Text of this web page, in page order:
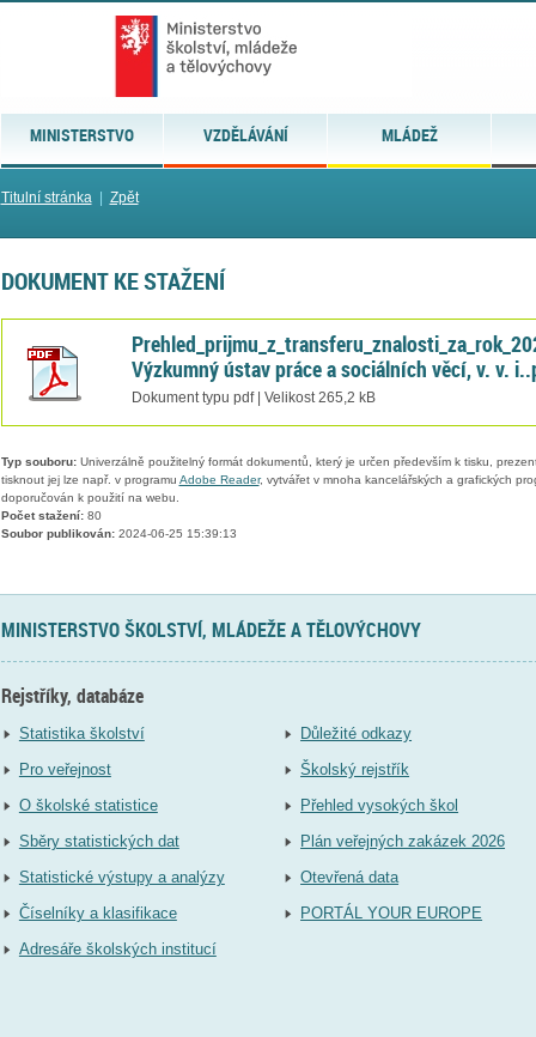
MINISTERSTVO VZDĚLÁVÁNÍ MLÁDEŽ
Titulní stránka| Zpět
DOKUMENT KE STAŽENÍ
Výzkumný ústav práce a sociálních věcí, v. v.
Dokument typu pdf | Velikost 265,2 kB
Typ souboru:Univerzálně použitelný formát dokumentů, který je určen především k tisku,
tisknout jej lze např. v programu Adobe Reader, vytvářet v mnoha kancelářských a grafických
doporučován k použití na webu.
Počet stažení:80
Soubor publikován:2024-06-25 15:39:13
MINISTERSTVO ŠKOLSTVÍ, MLÁDEŽE A TĚLOVÝCHOVY
Rejstříky, databáze
Statistika školství
Pro veřejnost
O školské statistice
Sběry statistických dat
Statistické výstupy a analýzy
Číselníky a klasifikace
Adresáře školských institucí
Důležité odkazy
Školský rejstřík
Přehled vysokých škol
Plán veřejných zakázek 2026
Otevřená data
PORTÁL YOUR EUROPE